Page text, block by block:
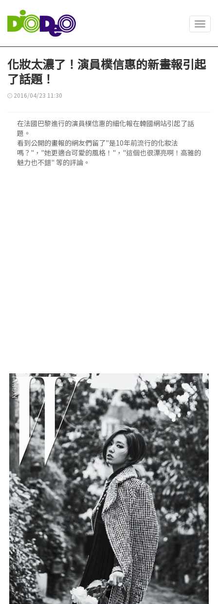
化妝太濃了！演員樸信惠的新畫報引起
了話題！
2016/04/23 11:30
在法國巴黎進行的演員樸信惠的細化報在韓國網站引起了話
題。
看到公開的畫報的網友們留了"是10年前流行的化妝法
嗎？"，"她更適合可愛的風格！"，"這個也很漂亮啊！高雅的
魅力也不錯" 等的評論。